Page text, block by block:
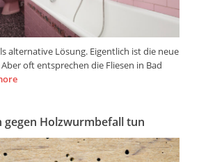
alternative Lösung. Eigentlich ist die neue
oft entsprechen die Fliesen in Bad
gegen Holzwurmbefall tun